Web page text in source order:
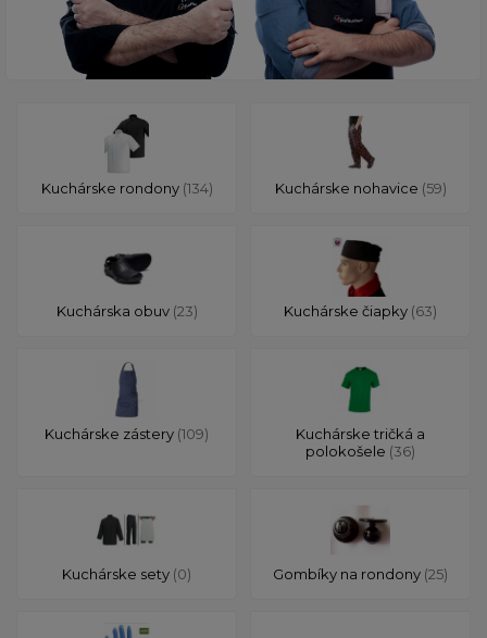
Kuchárske rondony (134) Kuchárske nohavice (59)
Kuchárska obuv (23) Kuchárske čiapky (63)
Kuchárske zástery (109)
Kuchárske tričká a
polokošele (36)
Kuchárske sety (0) Gombíky na rondony (25)